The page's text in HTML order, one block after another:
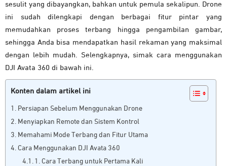
sesulit yang dibayangkan, bahkan untuk pemula sekalipun. Drone
ini sudah dilengkapi dengan berbagai fitur pintar yang
memudahkan proses terbang hingga pengambilan gambar,
sehingga Anda bisa mendapatkan hasil rekaman yang maksimal
dengan lebih mudah. Selengkapnya, simak cara menggunakan
DJI Avata 360 di bawah ini.
Konten dalam artikel ini
Persiapan Sebelum Menggunakan Drone
Menyiapkan Remote dan Sistem Kontrol
Memahami Mode Terbang dan Fitur Utama
Cara Menggunakan DJI Avata 360
1. Cara Terbang untuk Pertama Kali